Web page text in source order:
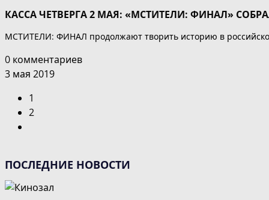
КАССА ЧЕТВЕРГА 2 МАЯ: «МСТИТЕЛИ: ФИНАЛ»
МСТИТЕЛИ: ФИНАЛ продолжают творить историю в
0 комментариев
3 мая 2019
1
2
страницу
ПОСЛЕДНИЕ НОВОСТИ